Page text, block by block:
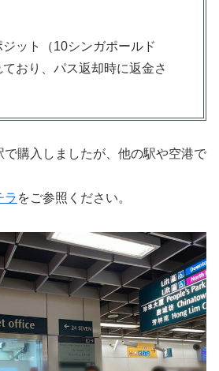
ット（10シンガポールド
おり、パス返却時に返金さ
購入しましたが、他の駅や空港で
ラ をご参照ください。